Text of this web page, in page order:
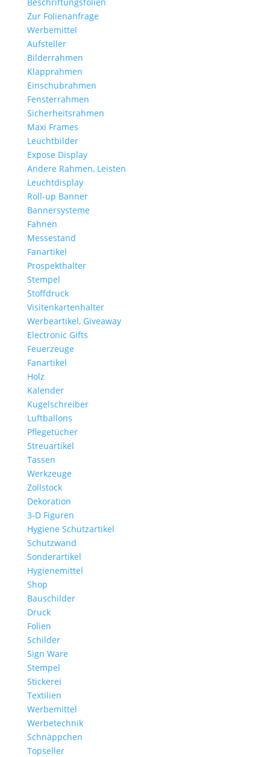
Zur Folienanfrage
Werbemittel
Aufsteller
Bilderrahmen
Klapprahmen
Einschubrahmen
Fensterrahmen
Sicherheitsrahmen
Maxi Frames
Leuchtbilder
Expose Display
Andere Rahmen, Leisten
Leuchtdisplay
Roll-up Banner
Bannersysteme
Fahnen
Messestand
Fanartikel
Prospekthalter
Stempel
Stoffdruck
Visitenkartenhalter
Werbeartikel, Giveaway
Electronic Gifts
Feuerzeuge
Fanartikel
Holz
Kalender
Kugelschreiber
Luftballons
Pflegetücher
Streuartikel
Tassen
Werkzeuge
Zollstock
Dekoration
3-D Figuren
Hygiene Schutzartikel
Schutzwand
Sonderartikel
Hygienemittel
Shop
Bauschilder
Druck
Folien
Schilder
Sign Ware
Stempel
Stickerei
Textilien
Werbemittel
Werbetechnik
Schnäppchen
Topseller